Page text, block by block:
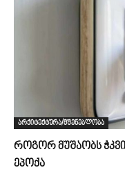
არქიტექტურა/მშენებლობა
როგორ მუშაობს
ეპოქა